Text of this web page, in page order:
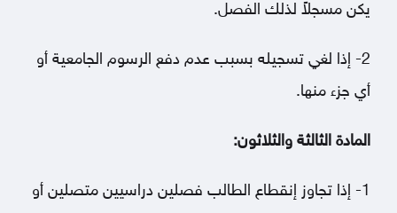
يكن مسجلاً لذلك الفصل.
2- إذا لغي تسجيله بسبب عدم دفع الرسوم الجامعية أو
أي جزء منها.
المادة الثالثة والثلاثون:
1- إذا تجاوز إنقطاع الطالب فصلين دراسيين متصلين أو